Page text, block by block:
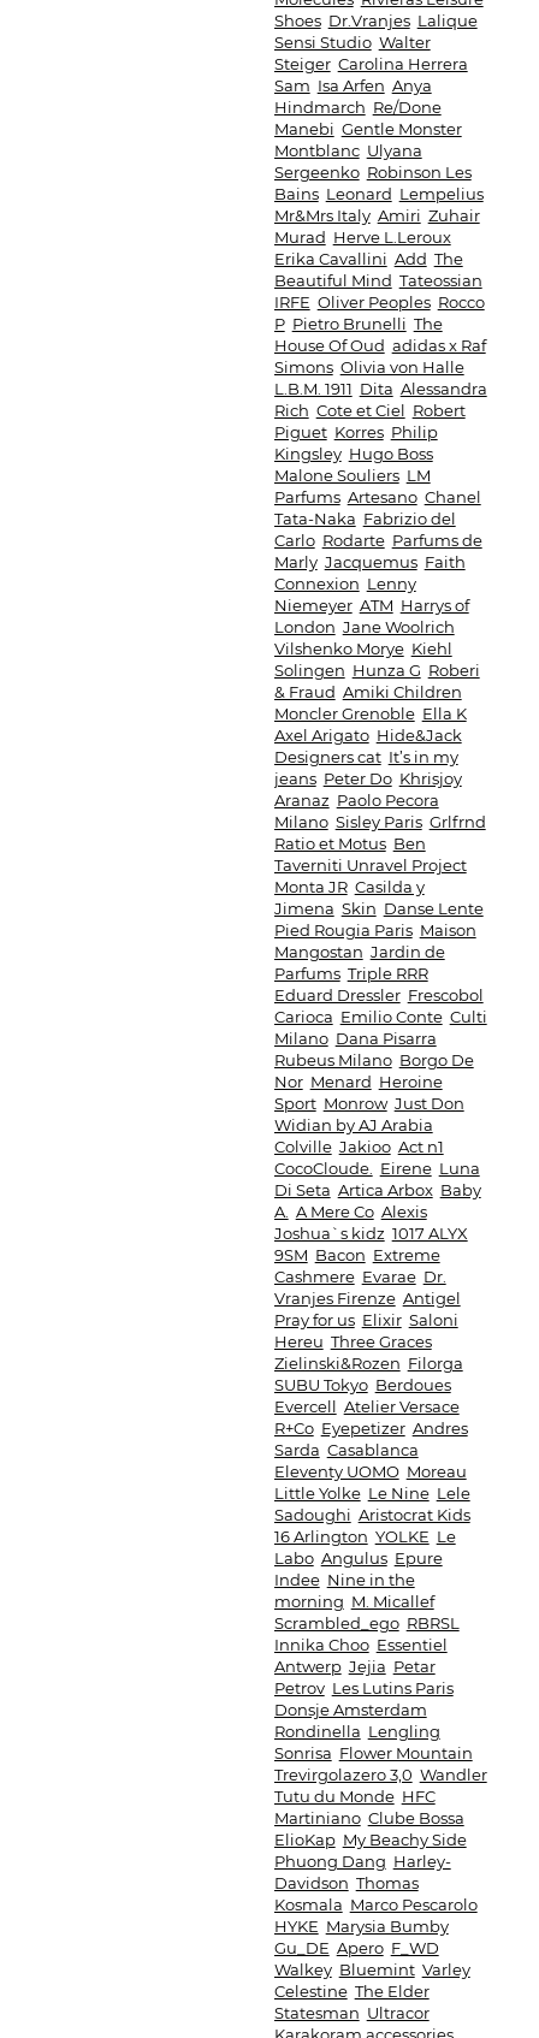
Shoes Dr.Vranjes Lalique
Sensi Studio Walter
Steiger Carolina Herrera
Sam Isa Arfen Anya
Hindmarch Re/Done
Manebi Gentle Monster
Montblanc Ulyana
Sergeenko Robinson Les
Bains Leonard Lempelius
Mr&Mrs Italy Amiri Zuhair
Murad Herve L.Leroux
Erika Cavallini Add The
Beautiful Mind Tateossian
IRFE Oliver Peoples Rocco
P Pietro Brunelli The
House Of Oud adidas x Raf
Simons Olivia von Halle
L.B.M. 1911 Dita Alessandra
Rich Cote et Ciel Robert
Piguet Korres Philip
Kingsley Hugo Boss
Malone Souliers LM
Parfums Artesano Chanel
Tata-Naka Fabrizio del
Carlo Rodarte Parfums de
Marly Jacquemus Faith
Connexion Lenny
Niemeyer ATM Harrys of
London Jane Woolrich
Vilshenko Morye Kiehl
Solingen Hunza G Roberi
& Fraud Amiki Children
Moncler Grenoble Ella K
Axel Arigato Hide&Jack
Designers cat It’s in my
jeans Peter Do Khrisjoy
Aranaz Paolo Pecora
Milano Sisley Paris Grlfrnd
Ratio et Motus Ben
Taverniti Unravel Project
Monta JR Casilda y
Jimena Skin Danse Lente
Pied Rougia Paris Maison
Mangostan Jardin de
Parfums Triple RRR
Eduard Dressler Frescobol
Carioca Emilio Conte Culti
Milano Dana Pisarra
Rubeus Milano Borgo De
Nor Menard Heroine
Sport Monrow Just Don
Widian by AJ Arabia
Colville Jakioo Act n1
CocoCloude.
Eirene Luna
Di Seta Artica Arbox Baby
A. A Mere Co Alexis
Joshua`s kidz 1017 ALYX
9SM Bacon Extreme
Cashmere Evarae Dr.
Vranjes Firenze Antigel
Pray for us Elixir Saloni
Hereu Three Graces
Zielinski&Rozen Filorga
SUBU Tokyo Berdoues
Evercell Atelier Versace
R+Co Eyepetizer Andres
Sarda Casablanca
Eleventy UOMO Moreau
Little Yolke Le Nine Lele
Sadoughi Aristocrat Kids
16 Arlington YOLKE Le
Labo Angulus Epure
Indee Nine in the
morning M. Micallef
Scrambled_ego RBRSL
Innika Choo Essentiel
Antwerp Jejia Petar
Petrov Les Lutins Paris
Donsje Amsterdam
Rondinella Lengling
Sonrisa Flower Mountain
Trevirgolazero 3,0 Wandler
Tutu du Monde HFC
Martiniano Clube Bossa
ElioKap My Beachy Side
Phuong Dang Harley-
Davidson Thomas
Kosmala Marco Pescarolo
HYKE Marysia Bumby
Gu_DE Apero F_WD
Walkey Bluemint Varley
Celestine The Elder
Statesman Ultracor